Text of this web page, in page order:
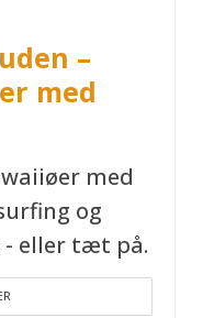
–
med
med
og
eller tæt på.